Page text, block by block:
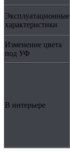
Эксплуатационные
характеристики
Изменение цвета
под УФ
В интерьере